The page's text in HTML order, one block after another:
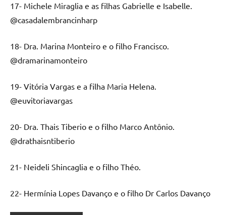
17- Michele Miraglia e as filhas Gabrielle e Isabelle.
@casadalembrancinharp
18- Dra. Marina Monteiro e o filho Francisco.
@dramarinamonteiro
19- Vitória Vargas e a filha Maria Helena.
@euvitoriavargas
20- Dra. Thais Tiberio e o filho Marco Antônio.
@drathaisntiberio
21- Neideli Shincaglia e o filho Théo.
22- Hermínia Lopes Davanço e o filho Dr Carlos Davanço